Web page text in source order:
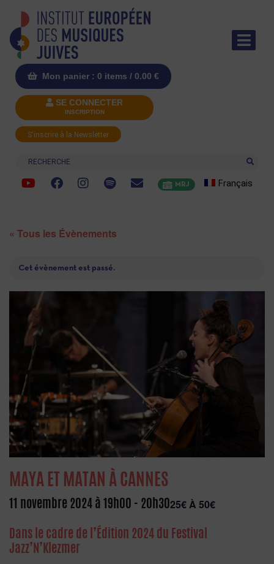
Mon panier : 0 items / 0.00 €
SE CONNECTER
INSCRIPTION
S'inscrire à la Newsletter
Recherche
MRJ Français
« Tous les Évènements
Cet évènement est passé.
MAYA ET MATAN À CANNES
11 novembre 2024 à 19h00 - 20h3025€ À 50€
Dans le cadre de l’Édition 2024 du Festival
Jazz’N’Klezmer